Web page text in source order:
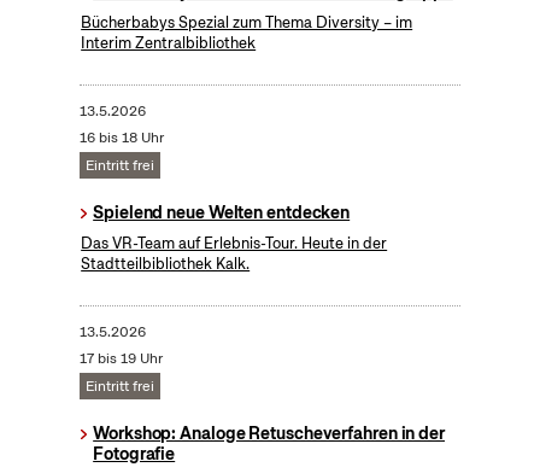
Bücherbabys Spezial zum Thema Diversity – im
Interim Zentralbibliothek
13.5.2026
16 bis 18 Uhr
Eintritt frei
Spielend neue Welten entdecken
Das VR-Team auf Erlebnis-Tour. Heute in der
Stadtteilbibliothek Kalk.
13.5.2026
17 bis 19 Uhr
Eintritt frei
Workshop: Analoge Retuscheverfahren in der
Fotografie